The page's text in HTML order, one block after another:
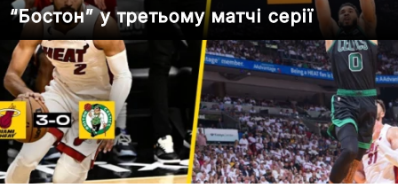
“Бостон” у третьому матчі серії